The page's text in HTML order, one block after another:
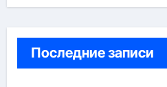
Последние записи